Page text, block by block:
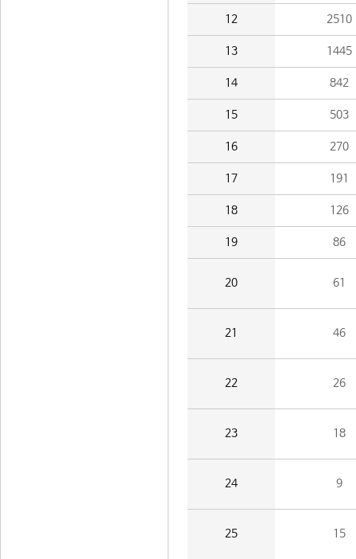
12 2510
13 1445
14 842
15 503
16 270
17 191
18 126
19 86
20 61
21 46
22 26
23 18
24 9
25 15